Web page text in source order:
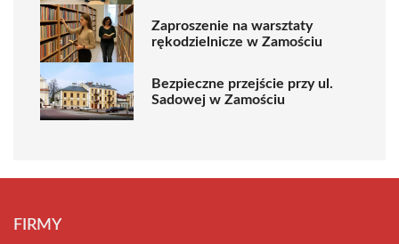
Zaproszenie na warsztaty
rękodzielnicze w Zamościu
Bezpieczne przejście przy ul.
Sadowej w Zamościu
FIRMY